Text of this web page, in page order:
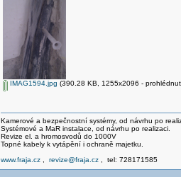
IMAG1594.jpg (390.28 KB, 1255x2096 -
Kamerové a bezpečnostní systémy, od návrhu po
Systémové a MaR instalace, od návrhu po realizaci.
Revize el. a hromosvodů do 1000V
Topné kabely k vytápění i ochraně majetku.
www.fraja.cz, revize@fraja.cz, tel: 728171585